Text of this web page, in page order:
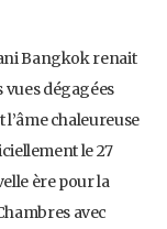
Bangkok renait
dégagées
chaleureuse
le 27
ère pour la
avec